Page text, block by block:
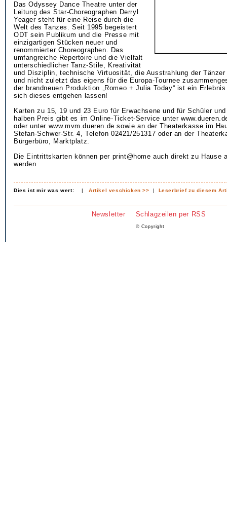
Das Odyssey Dance Theatre unter der
Leitung des Star-Choreographen Derryl
Yeager steht für eine Reise durch die
Welt des Tanzes. Seit 1995 begeistert
ODT sein Publikum und die Presse mit
einzigartigen Stücken neuer und
renommierter Choreographen. Das
umfangreiche Repertoire und die Vielfalt
unterschiedlicher Tanz-Stile, Kreativität
und Disziplin, technische Virtuosität, die Ausstrahlung der Tänzer
und nicht zuletzt das eigens für die Europa-Tournee
der brandneuen Produktion „Romeo + Julia Today“ ist ein
sich dieses entgehen lassen!
Karten zu 15, 19 und 23 Euro für Erwachsene und für Schüler
halben Preis gibt es im Online-Ticket-Service unter
oder unter www.mvm.dueren.de sowie an der Theaterkasse im
Stefan-Schwer-Str. 4, Telefon 02421/251317 oder an der
Bürgerbüro, Marktplatz.
Die Eintrittskarten können per print@home auch direkt zu Hause
werden
Dies ist mir was wert: |Artikel veschicken >> | Leserbrief zu diesem
Newsletter Schlagzeilen per RSS
© Copyright